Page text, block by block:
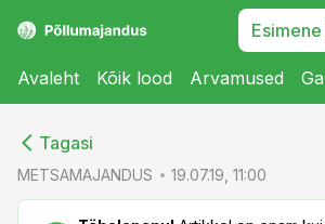
Avaleht Kõik lood Arvamused
Tagasi
METSAMAJANDUS 19.07.19, 11:00